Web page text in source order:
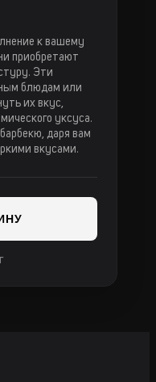
к вашему
приобретают
Эти
блюдам или
их вкус,
уксуса.
даря вам
вкусами.